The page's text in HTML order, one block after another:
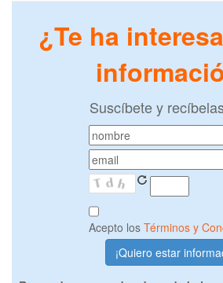
¿Te ha
Suscíbete y
Acepto los Términos y